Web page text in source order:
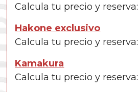
Calcula tu precio y reserva:
Hakone exclusivo
Calcula tu precio y reserva:
Kamakura
Calcula tu precio y reserva: